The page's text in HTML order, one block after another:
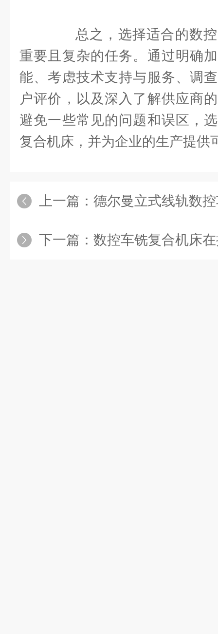
总之，选择适合的数控
重要且复杂的任务。通过明确
能、考虑技术支持与服务、调
户评价，以及深入了解供应商
避免一些常见的问题和误区，
复合机床，并为企业的生产提供
上一篇： 德尔曼立式线轨数控车床为什么
下一篇： 数控车铣复合机床在提